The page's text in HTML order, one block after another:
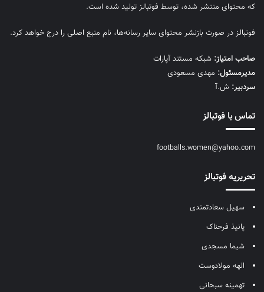
که محتوای منتشر شده، توسط فوتبالز تولید شده است.
فوتبالز در صورت بازنشر محتوای سایر رسانه‌ها، نام منبع اصلی را درج خواهد کرد.
صاحب امتیاز: شبکه مستند آپارات
مديرمسئول: مهدی مسعودی
سردبیر: ش.آ
تماس با فوتبالز
footballs.women@yahoo.com
تحریریه فوتبالز
سهیل سعادتمندی
پانیذ فرحناک
شیما مسجدی
الهه مولادوست
تهمینه سبحانی